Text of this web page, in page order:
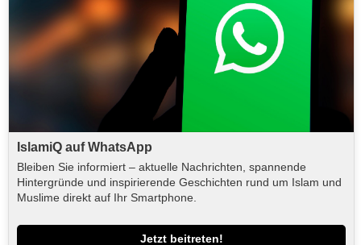
IslamiQ auf WhatsApp
Bleiben Sie informiert – aktuelle Nachrichten, spannende
Hintergründe und inspirierende Geschichten rund um Islam und
Muslime direkt auf Ihr Smartphone.
Jetzt beitreten!